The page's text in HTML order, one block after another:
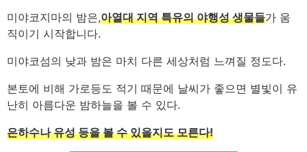
미야코지마의 밤은,아열대 지역 특유의 야행성 생물들가 움
직이기 시작합니다.
미야코섬의 낮과 밤은 마치 다른 세상처럼 느껴질 정도다.
본토에 비해 가로등도 적기 때문에 날씨가 좋으면 별빛이 유
난히 아름다운 밤하늘을 볼 수 있다.
은하수나 유성 등을 볼 수 있을지도 모른다!